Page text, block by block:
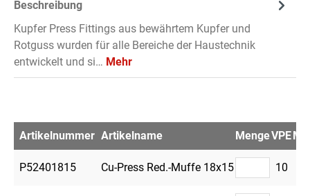
Beschreibung
Kupfer Press Fittings aus bewährtem Kupfer und
Rotguss wurden für alle Bereiche der Haustechnik
entwickelt und si… Mehr
Artikelnummer Artikelname MengeVPE
P52401815 Cu-Press Red.-Muffe 18x15 10